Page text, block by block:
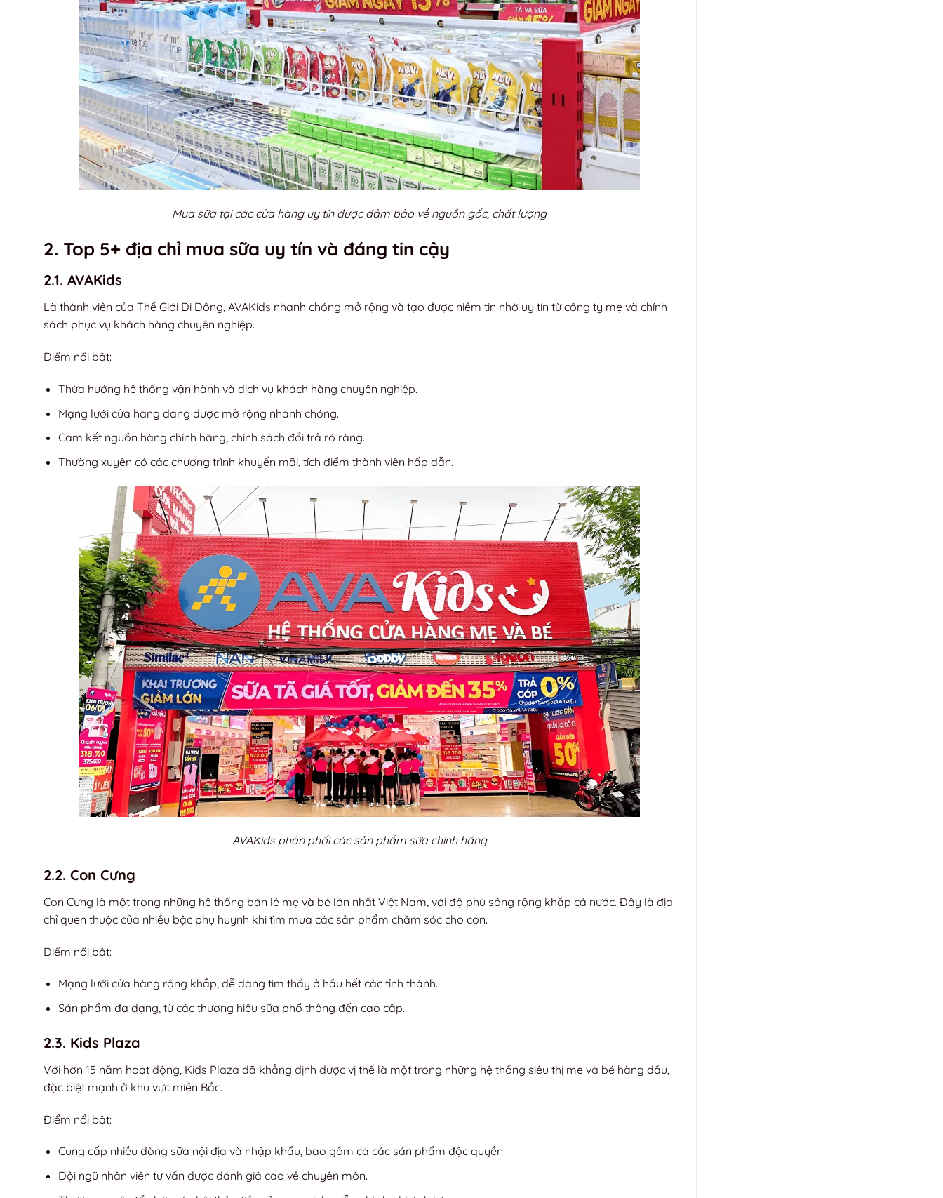
Mua sữa tại các cửa hàng uy tín được đảm bảo về nguồn gốc, chất lượng
2. Top 5+ địa chỉ mua sữa uy tín và đáng tin cậy
2.1. AVAKids
Là thành viên của Thế Giới Di Động, AVAKids nhanh chóng mở rộng và tạo được niềm tin nhờ uy tín từ công ty mẹ và chính
sách phục vụ khách hàng chuyên nghiệp.
Điểm nổi bật:
Thừa hưởng hệ thống vận hành và dịch vụ khách hàng chuyên nghiệp.
Mạng lưới cửa hàng đang được mở rộng nhanh chóng.
Cam kết nguồn hàng chính hãng, chính sách đổi trả rõ ràng.
Thường xuyên có các chương trình khuyến mãi, tích điểm thành viên hấp dẫn.
AVAKids phân phối các sản phẩm sữa chính hãng
2.2. Con Cưng
Con Cưng là một trong những hệ thống bán lẻ mẹ và bé lớn nhất Việt Nam, với độ phủ sóng rộng khắp cả nước. Đây là địa
chỉ quen thuộc của nhiều bậc phụ huynh khi tìm mua các sản phẩm chăm sóc cho con.
Điểm nổi bật:
Mạng lưới cửa hàng rộng khắp, dễ dàng tìm thấy ở hầu hết các tỉnh thành.
Sản phẩm đa dạng, từ các thương hiệu sữa phổ thông đến cao cấp.
2.3. Kids Plaza
Với hơn 15 năm hoạt động, Kids Plaza đã khẳng định được vị thế là một trong những hệ thống siêu thị mẹ và bé hàng đầu,
đặc biệt mạnh ở khu vực miền Bắc.
Điểm nổi bật:
Cung cấp nhiều dòng sữa nội địa và nhập khẩu, bao gồm cả các sản phẩm độc quyền.
Đội ngũ nhân viên tư vấn được đánh giá cao về chuyên môn.